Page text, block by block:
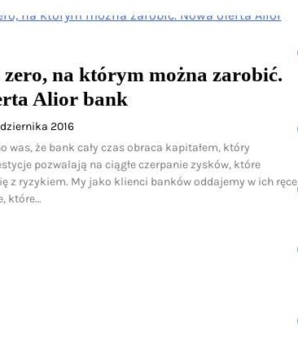
na którym można zarobić.
Alior bank
2016
was, że bank cały czas obraca kapitałem, który
pozwalają na ciągłe czerpanie zysków, które
z ryzykiem. My jako klienci banków oddajemy w ich ręce
które…